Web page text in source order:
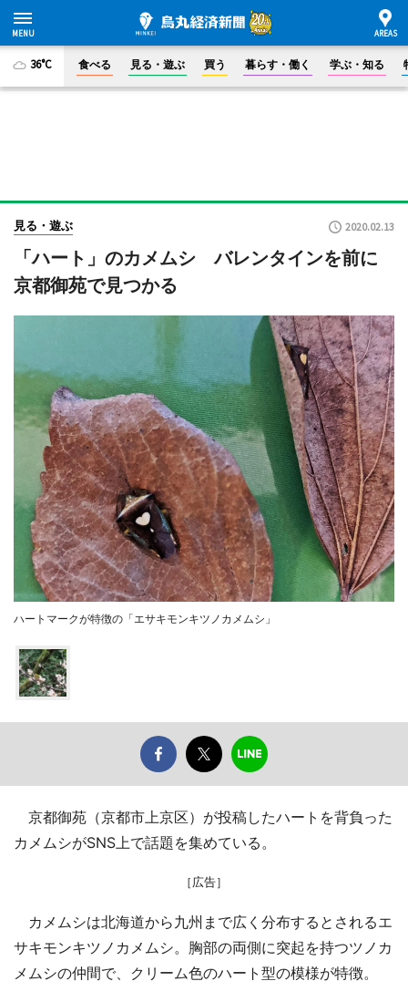
36°C 食べる 見る・遊ぶ 買う 暮らす・働く 学ぶ・知る
見る・遊ぶ 2020.02.13
「ハート」のカメムシ バレンタインを前に
京都御苑で見つかる
ハートマークが特徴の「エサキモンキツノカメムシ」
京都御苑（京都市上京区）が投稿したハートを背負った
カメムシがSNS上で話題を集めている。
［広告］
カメムシは北海道から九州まで広く分布するとされるエ
サキモンキツノカメムシ。胸部の両側に突起を持つツノカ
メムシの仲間で、クリーム色のハート型の模様が特徴。